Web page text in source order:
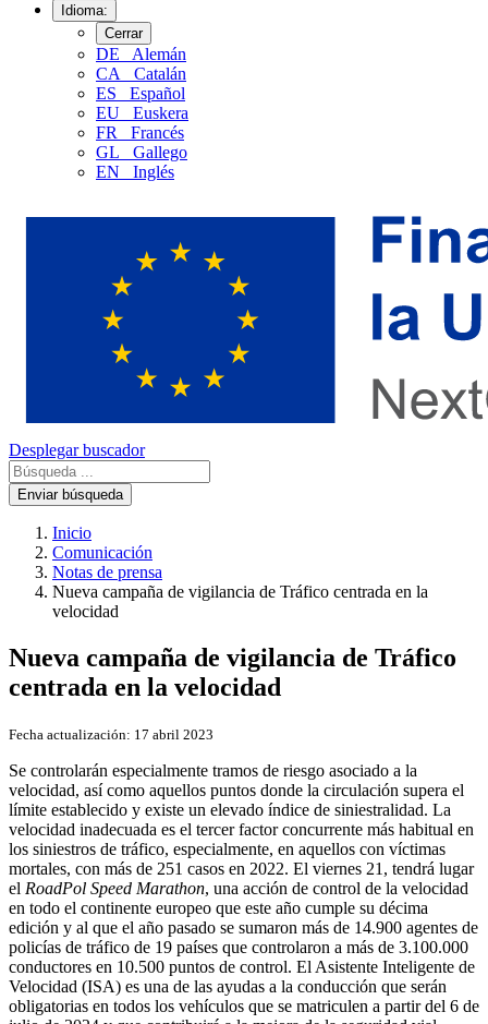
Idioma:
Cerrar
DE
Alemán
CA
Catalán
ES
Español
EU
Euskera
FR
Francés
GL
Gallego
EN
Inglés
Desplegar buscador
Enviar búsqueda
Inicio
Comunicación
Notas de prensa
Nueva campaña de vigilancia de Tráfico centrada en la
velocidad
Nueva campaña de vigilancia de Tráfico
centrada en la velocidad
Fecha actualización: 17 abril 2023
Se controlarán especialmente tramos de riesgo asociado a la
velocidad, así como aquellos puntos donde la circulación supera el
límite establecido y existe un elevado índice de siniestralidad. La
velocidad inadecuada es el tercer factor concurrente más habitual en
los siniestros de tráfico, especialmente, en aquellos con víctimas
mortales, con más de 251 casos en 2022. El viernes 21, tendrá lugar
el RoadPol Speed Marathon, una acción de control de la velocidad
en todo el continente europeo que este año cumple su décima
edición y al que el año pasado se sumaron más de 14.900 agentes de
policías de tráfico de 19 países que controlaron a más de 3.100.000
conductores en 10.500 puntos de control. El Asistente Inteligente de
Velocidad (ISA) es una de las ayudas a la conducción que serán
obligatorias en todos los vehículos que se matriculen a partir del 6 de